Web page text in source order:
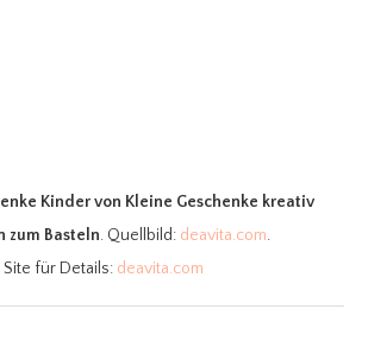
Kindervon Kleine Geschenke kreativ
zum Basteln. Quellbild: deavita.com.
für Details: deavita.com